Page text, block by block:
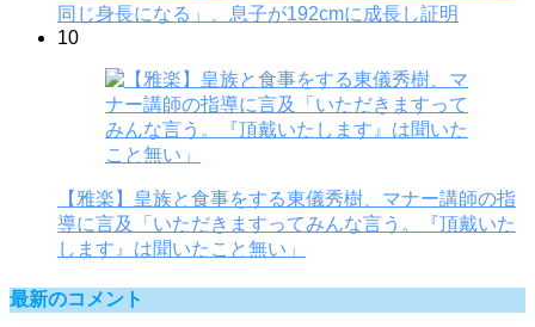
同じ身長になる」、息子が192cmに成長し証明
10
【雅楽】皇族と食事をする東儀秀樹、マナー講師の指
導に言及「いただきますってみんな言う。『頂戴いた
します』は聞いたこと無い」
最新のコメント